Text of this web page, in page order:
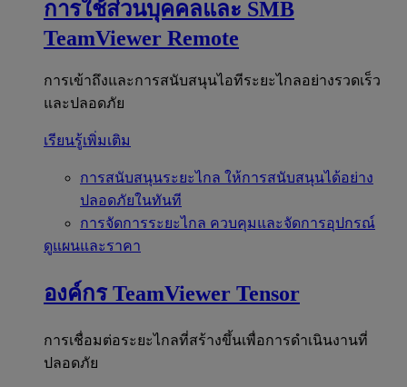
การใช้ส่วนบุคคลและ SMB
TeamViewer Remote
การเข้าถึงและการสนับสนุนไอทีระยะไกลอย่างรวดเร็ว
และปลอดภัย
เรียนรู้เพิ่มเติม
การสนับสนุนระยะไกล ให้การสนับสนุนได้อย่าง
ปลอดภัยในทันที
การจัดการระยะไกล ควบคุมและจัดการอุปกรณ์
ดูแผนและราคา
องค์กร TeamViewer Tensor
การเชื่อมต่อระยะไกลที่สร้างขึ้นเพื่อการดำเนินงานที่
ปลอดภัย